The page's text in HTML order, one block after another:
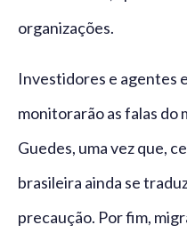
organizações.
Investidores e agentes
monitorarão as falas do
Guedes, uma vez que,
brasileira ainda se
precaução. Por fim,